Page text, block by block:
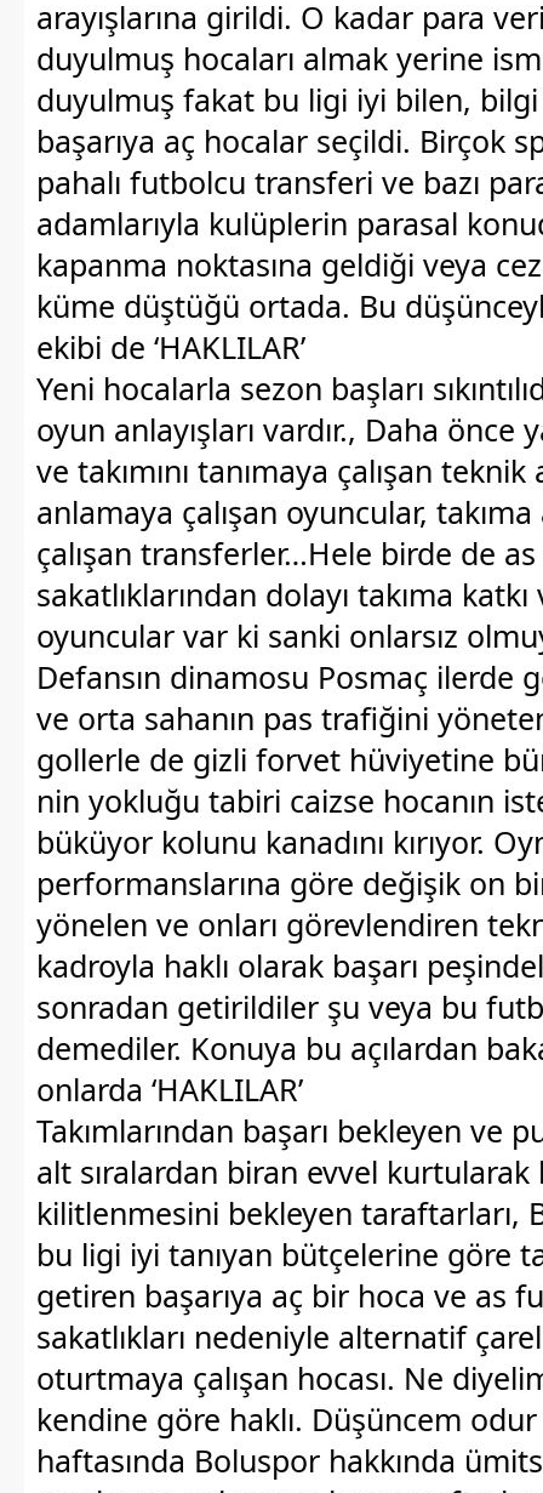
arayışlarına girildi. O kadar para
duyulmuş hocaları almak yerine
duyulmuş fakat bu ligi iyi bilen,
başarıya aç hocalar seçildi. Birçok
pahalı futbolcu transferi ve bazı
adamlarıyla kulüplerin parasal
kapanma noktasına geldiği veya
küme düştüğü ortada. Bu
ekibi de ‘HAKLILAR’
Yeni hocalarla sezon başları
oyun anlayışları vardır., Daha önce
ve takımını tanımaya çalışan teknik
anlamaya çalışan oyuncular,
çalışan transferler…Hele birde de
sakatlıklarından dolayı takıma
oyuncular var ki sanki onlarsız
Defansın dinamosu Posmaç ilerde
ve orta sahanın pas trafiğini
gollerle de gizli forvet hüviyetine
nin yokluğu tabiri caizse hocanın
büküyor kolunu kanadını kırıyor.
performanslarına göre değişik on
yönelen ve onları görevlendiren
kadroyla haklı olarak başarı
sonradan getirildiler şu veya bu
demediler. Konuya bu açılardan
onlarda ‘HAKLILAR’
Takımlarından başarı bekleyen ve
alt sıralardan biran evvel kurtularak
kilitlenmesini bekleyen taraftarları,
bu ligi iyi tanıyan bütçelerine göre
getiren başarıya aç bir hoca ve as
sakatlıkları nedeniyle alternatif
oturtmaya çalışan hocası. Ne
kendine göre haklı. Düşüncem
haftasında Boluspor hakkında